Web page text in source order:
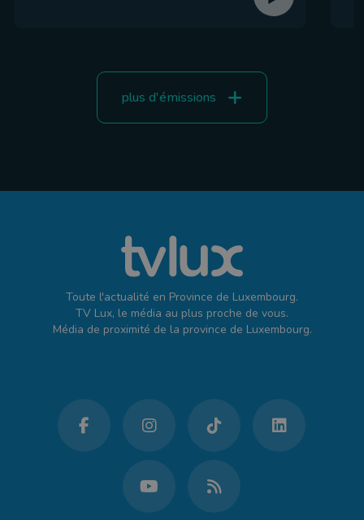
plus d'émissions
Toute l'actualité en Province de Luxembourg.
TV Lux, le média au plus proche de vous.
Média de proximité de la province de Luxembourg.